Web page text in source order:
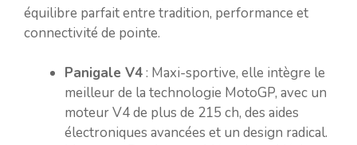
équilibre parfait entre tradition, performance et
connectivité de pointe.
Panigale V4 : Maxi-sportive, elle intègre le
meilleur de la technologie MotoGP, avec un
moteur V4 de plus de 215 ch, des aides
électroniques avancées et un design radical.